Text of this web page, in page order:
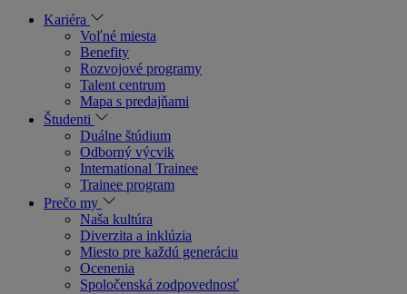
Kariéra
Voľné miesta
Benefity
Rozvojové programy
Talent centrum
Mapa s predajňami
Študenti
Duálne štúdium
Odborný výcvik
International Trainee
Trainee program
Prečo my
Naša kultúra
Diverzita a inklúzia
Miesto pre každú generáciu
Ocenenia
Spoločenská zodpovednosť